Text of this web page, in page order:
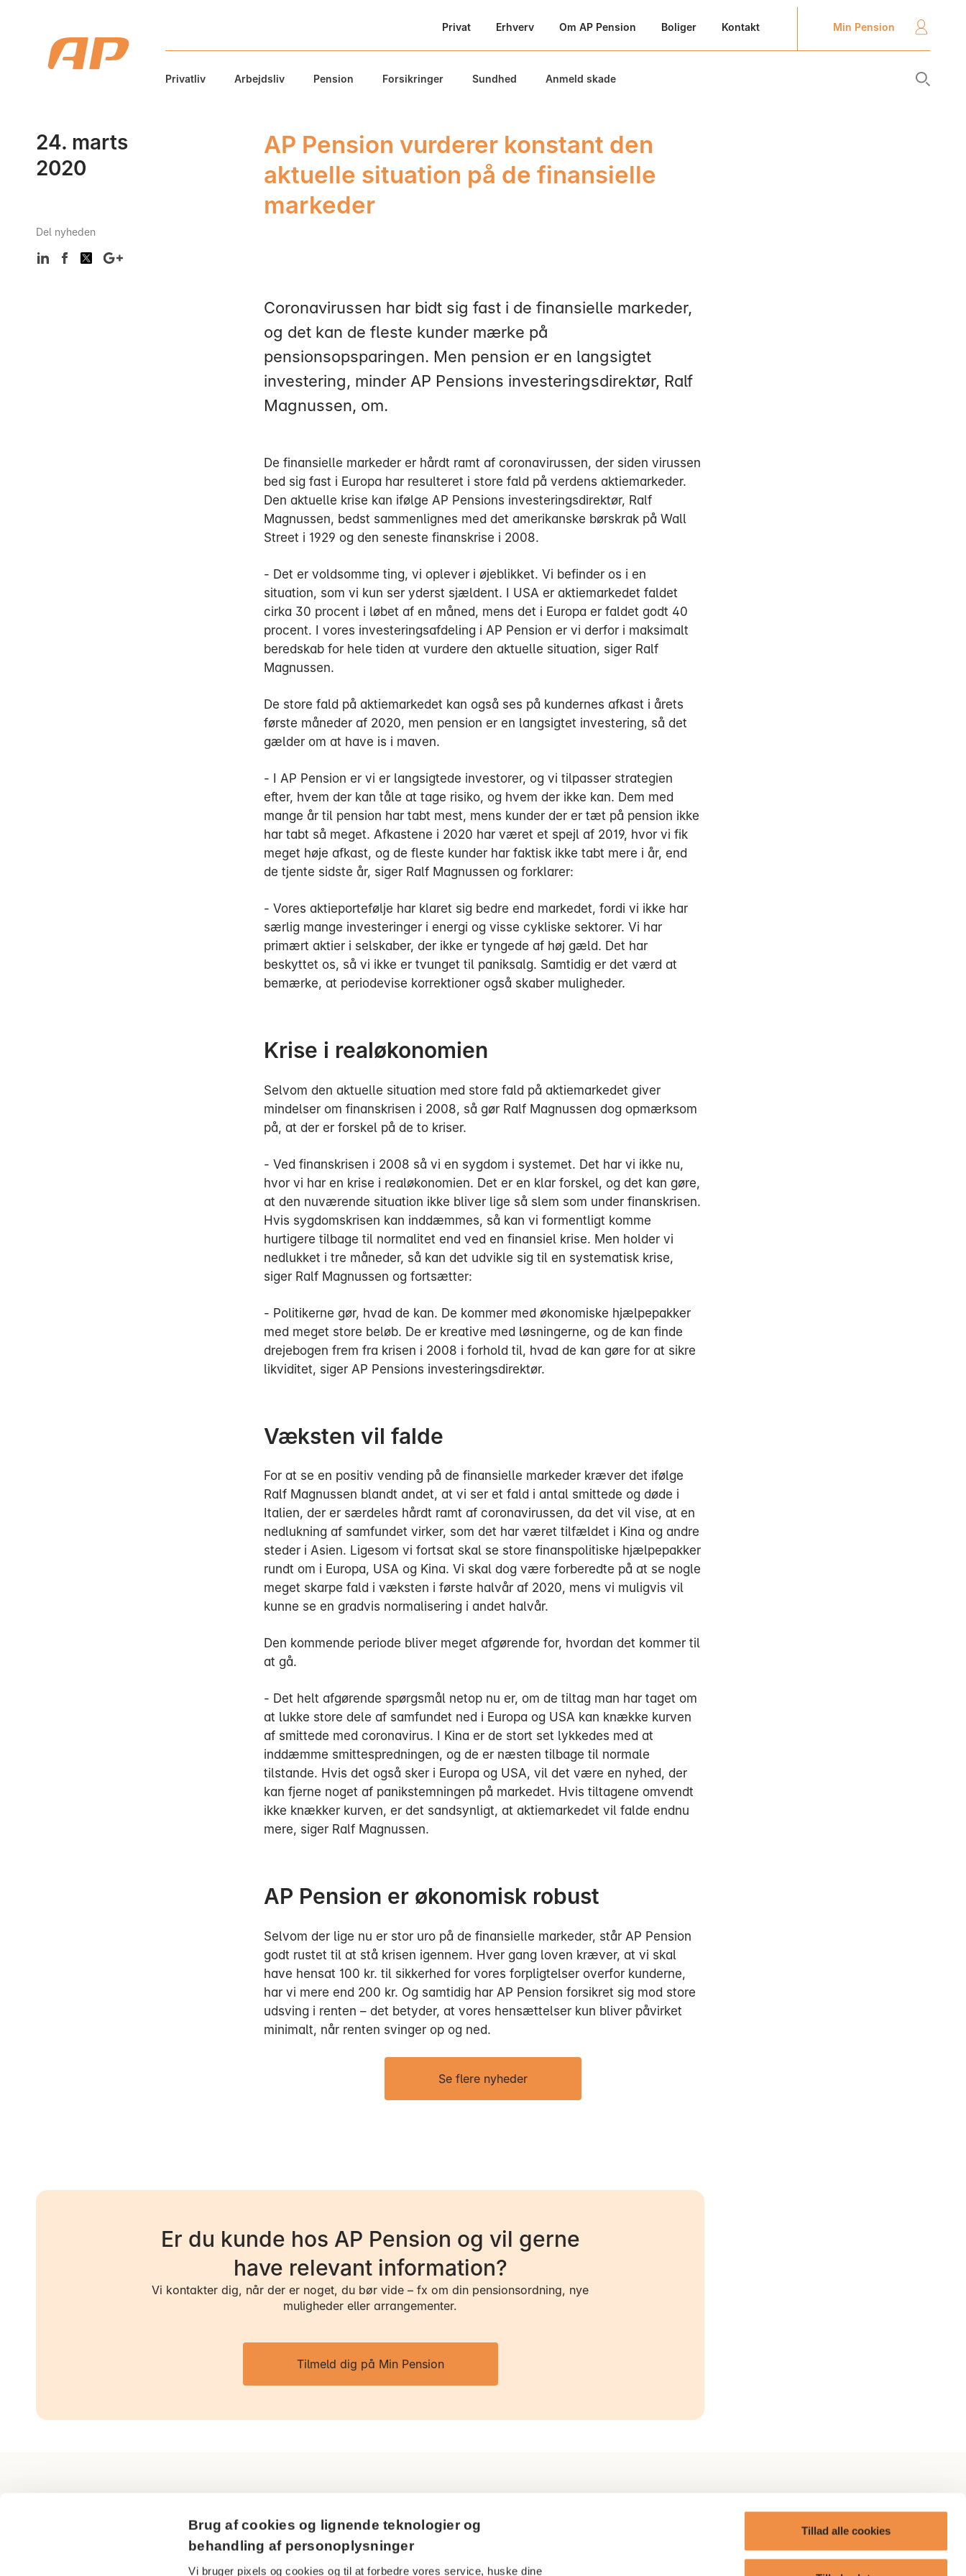
Brug af cookies og lignende teknologier og
behandling af personoplysninger
Vi bruger pixels og cookies og til at forbedre vores service, huske dine
Tillad alle cookies
Min Pension
Privat Erhverv Om AP Pension Boliger Kontakt
Privatliv Arbejdsliv Pension Forsikringer Sundhed Anmeld skade
24. marts
2020
Del nyheden
AP Pension vurderer konstant den
aktuelle situation på de finansielle
markeder
Coronavirussen har bidt sig fast i de finansielle markeder,
og det kan de fleste kunder mærke på
pensionsopsparingen. Men pension er en langsigtet
investering, minder AP Pensions investeringsdirektør, Ralf
Magnussen, om.
De finansielle markeder er hårdt ramt af coronavirussen, der siden virussen
bed sig fast i Europa har resulteret i store fald på verdens aktiemarkeder.
Den aktuelle krise kan ifølge AP Pensions investeringsdirektør, Ralf
Magnussen, bedst sammenlignes med det amerikanske børskrak på Wall
Street i 1929 og den seneste finanskrise i 2008.
- Det er voldsomme ting, vi oplever i øjeblikket. Vi befinder os i en
situation, som vi kun ser yderst sjældent. I USA er aktiemarkedet faldet
cirka 30 procent i løbet af en måned, mens det i Europa er faldet godt 40
procent. I vores investeringsafdeling i AP Pension er vi derfor i maksimalt
beredskab for hele tiden at vurdere den aktuelle situation, siger Ralf
Magnussen.
De store fald på aktiemarkedet kan også ses på kundernes afkast i årets
første måneder af 2020, men pension er en langsigtet investering, så det
gælder om at have is i maven.
- I AP Pension er vi er langsigtede investorer, og vi tilpasser strategien
efter, hvem der kan tåle at tage risiko, og hvem der ikke kan. Dem med
mange år til pension har tabt mest, mens kunder der er tæt på pension ikke
har tabt så meget. Afkastene i 2020 har været et spejl af 2019, hvor vi fik
meget høje afkast, og de fleste kunder har faktisk ikke tabt mere i år, end
de tjente sidste år, siger Ralf Magnussen og forklarer:
- Vores aktieportefølje har klaret sig bedre end markedet, fordi vi ikke har
særlig mange investeringer i energi og visse cykliske sektorer. Vi har
primært aktier i selskaber, der ikke er tyngede af høj gæld. Det har
beskyttet os, så vi ikke er tvunget til paniksalg. Samtidig er det værd at
bemærke, at periodevise korrektioner også skaber muligheder.
Krise i realøkonomien
Selvom den aktuelle situation med store fald på aktiemarkedet giver
mindelser om finanskrisen i 2008, så gør Ralf Magnussen dog opmærksom
på, at der er forskel på de to kriser.
- Ved finanskrisen i 2008 så vi en sygdom i systemet. Det har vi ikke nu,
hvor vi har en krise i realøkonomien. Det er en klar forskel, og det kan gøre,
at den nuværende situation ikke bliver lige så slem som under finanskrisen.
Hvis sygdomskrisen kan inddæmmes, så kan vi formentligt komme
hurtigere tilbage til normalitet end ved en finansiel krise. Men holder vi
nedlukket i tre måneder, så kan det udvikle sig til en systematisk krise,
siger Ralf Magnussen og fortsætter:
- Politikerne gør, hvad de kan. De kommer med økonomiske hjælpepakker
med meget store beløb. De er kreative med løsningerne, og de kan finde
drejebogen frem fra krisen i 2008 i forhold til, hvad de kan gøre for at sikre
likviditet, siger AP Pensions investeringsdirektør.
Væksten vil falde
For at se en positiv vending på de finansielle markeder kræver det ifølge
Ralf Magnussen blandt andet, at vi ser et fald i antal smittede og døde i
Italien, der er særdeles hårdt ramt af coronavirussen, da det vil vise, at en
nedlukning af samfundet virker, som det har været tilfældet i Kina og andre
steder i Asien. Ligesom vi fortsat skal se store finanspolitiske hjælpepakker
rundt om i Europa, USA og Kina. Vi skal dog være forberedte på at se nogle
meget skarpe fald i væksten i første halvår af 2020, mens vi muligvis vil
kunne se en gradvis normalisering i andet halvår.
Den kommende periode bliver meget afgørende for, hvordan det kommer til
at gå.
- Det helt afgørende spørgsmål netop nu er, om de tiltag man har taget om
at lukke store dele af samfundet ned i Europa og USA kan knække kurven
af smittede med coronavirus. I Kina er de stort set lykkedes med at
inddæmme smittespredningen, og de er næsten tilbage til normale
tilstande. Hvis det også sker i Europa og USA, vil det være en nyhed, der
kan fjerne noget af panikstemningen på markedet. Hvis tiltagene omvendt
ikke knækker kurven, er det sandsynligt, at aktiemarkedet vil falde endnu
mere, siger Ralf Magnussen.
AP Pension er økonomisk robust
Selvom der lige nu er stor uro på de finansielle markeder, står AP Pension
godt rustet til at stå krisen igennem. Hver gang loven kræver, at vi skal
have hensat 100 kr. til sikkerhed for vores forpligtelser overfor kunderne,
har vi mere end 200 kr. Og samtidig har AP Pension forsikret sig mod store
udsving i renten – det betyder, at vores hensættelser kun bliver påvirket
minimalt, når renten svinger op og ned.
Se flere nyheder
Er du kunde hos AP Pension og vil gerne
have relevant information?
Vi kontakter dig, når der er noget, du bør vide – fx om din pensionsordning, nye
muligheder eller arrangementer.
Tilmeld dig på Min Pension
Ring til os
AP Care
AP Pension
Sundkrogsgade 29
2150 Nordhavn